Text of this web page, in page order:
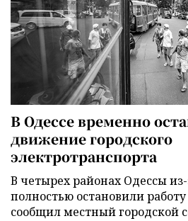
В Одессе временно
движение городского
электротранспорта
В четырех районах Одессы
полностью остановили
сообщил местный городской